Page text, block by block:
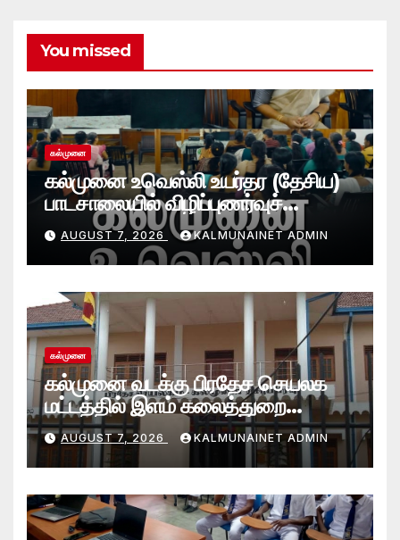
You missed
கல்முனை
கல்முனை உவெஸ்லி உயர்தர (தேசிய)
பாடசாலையில் விழிப்புணர்வுச்
செயலமர்வு
AUGUST 7, 2026 KALMUNAINET ADMIN
கல்முனை
கல்முனை வடக்கு பிரதேச செயலக
மட்டத்தில் இளம் கலைத்துறை
சாதனையாளர்களை உருவாக்கும்
தேசியஇளைஞர்விருது_விழா 2026
AUGUST 7, 2026 KALMUNAINET ADMIN